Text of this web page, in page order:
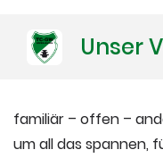
Unser
familiär – offen –
um all das spannen,